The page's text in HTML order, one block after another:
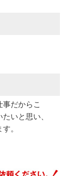
だからこ
いと思い、
。